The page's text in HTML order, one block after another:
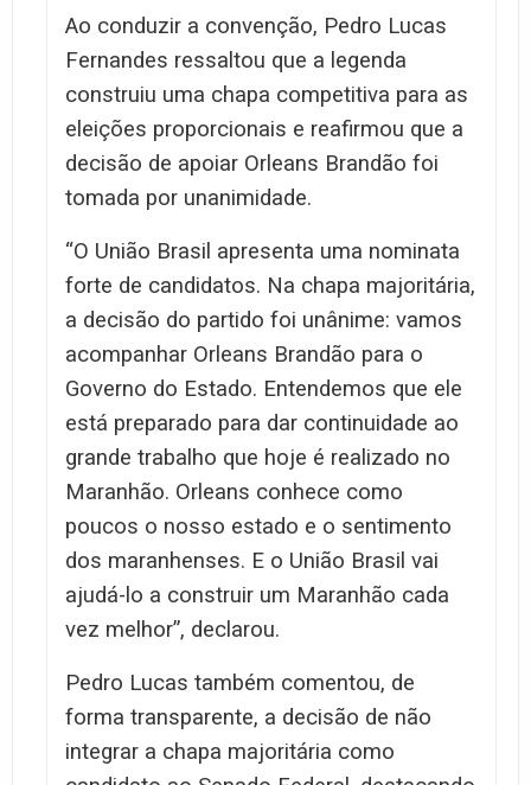
Ao conduzir a convenção, Pedro Lucas
Fernandes ressaltou que a legenda
construiu uma chapa competitiva para as
eleições proporcionais e reafirmou que a
decisão de apoiar Orleans Brandão foi
tomada por unanimidade.
“O União Brasil apresenta uma nominata
forte de candidatos. Na chapa majoritária,
a decisão do partido foi unânime: vamos
acompanhar Orleans Brandão para o
Governo do Estado. Entendemos que ele
está preparado para dar continuidade ao
grande trabalho que hoje é realizado no
Maranhão. Orleans conhece como
poucos o nosso estado e o sentimento
dos maranhenses. E o União Brasil vai
ajudá-lo a construir um Maranhão cada
vez melhor”, declarou.
Pedro Lucas também comentou, de
forma transparente, a decisão de não
integrar a chapa majoritária como